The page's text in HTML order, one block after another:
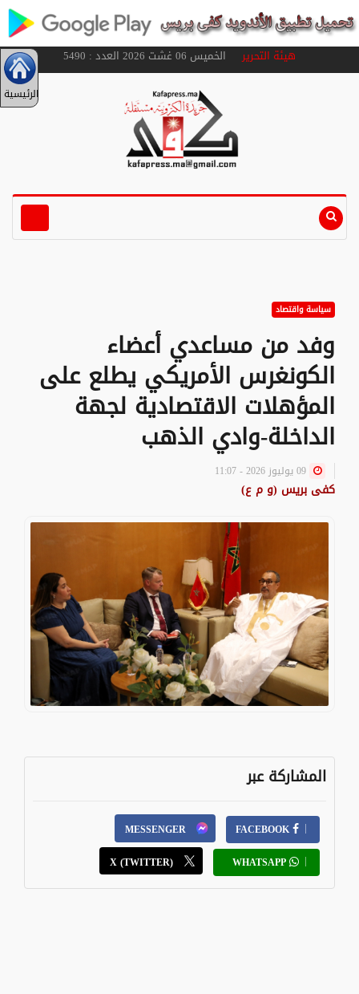
هيئة التحريرالخميس 06 غشت 2026 العدد : 5490
الرئيسية
سياسة واقتصاد
وفد من مساعدي أعضاء
الكونغرس الأمريكي يطلع على
المؤهلات الاقتصادية لجهة
الداخلة-وادي الذهب
كفى بريس (و م ع)
المشاركة عبر
FACEBOOK
MESSENGER
WHATSAPP
X (TWITTER)